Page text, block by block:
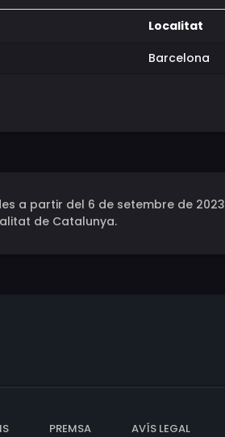
Localitat
Barcelona
a partir del 6 de setembre de 2023
de Catalunya.
PREMSA AVÍS LEGAL